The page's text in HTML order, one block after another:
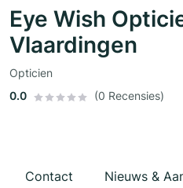
Eye Wish
Vlaardingen
Opticien
0.0
(0 Recensies)
Contact Nieuws &